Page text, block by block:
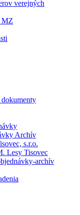
verejných
MZ
dokumenty
Archív
s.r.o.
Lesy Tisovec
archív